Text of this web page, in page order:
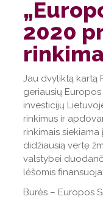
2020
Jau dvyliktą kartą
geriausių
investicijų
rinkimus ir
rinkimais
didžiausią vertę
valstybei
lėšomis
Burės – Europos